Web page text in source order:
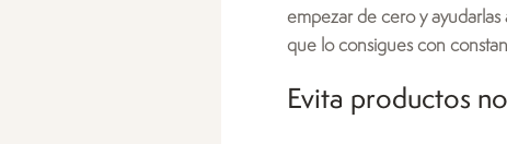
empezar de cero y
que lo consigues con
Evita productos